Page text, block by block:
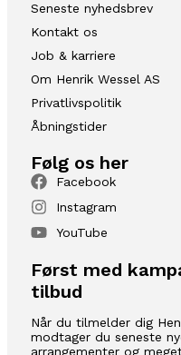
Seneste nyhedsbrev
Kontakt os
Job & karriere
Om Henrik Wessel AS
Privatlivspolitik
Åbningstider
Følg os her
Facebook
Instagram
YouTube
Først med
tilbud
Når du tilmelder dig
modtager du seneste
arrangementer og